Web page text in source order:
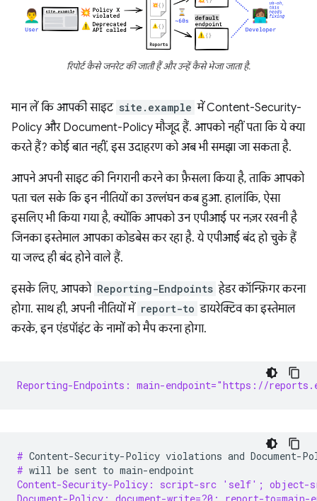
रिपोर्ट कैसे जनरेट की जाती हैं और उन्हें कैसे भेजा जाता है.
मान लें कि आपकी साइट site.example में Content-Security-
Policy और Document-Policy मौजूद हैं. आपको नहीं पता कि ये क्या
करते हैं? कोई बात नहीं, इस उदाहरण को अब भी समझा जा सकता है.
आपने अपनी साइट की निगरानी करने का फ़ैसला किया है, ताकि आपको
पता चल सके कि इन नीतियों का उल्लंघन कब हुआ. हालांकि, ऐसा
इसलिए भी किया गया है, क्योंकि आपको उन एपीआई पर नज़र रखनी है
जिनका इस्तेमाल आपका कोडबेस कर रहा है. ये एपीआई बंद हो चुके हैं
या जल्द ही बंद होने वाले हैं.
इसके लिए, आपको Reporting-Endpoints हेडर कॉन्फ़िगर करना
होगा. साथ ही, अपनी नीतियों में report-to डायरेक्टिव का इस्तेमाल
करके, इन एंडपॉइंट के नामों को मैप करना होगा.
Reporting-Endpoints: main-endpoint="https://
# Content-Security-Policy violations and Document-
# will be sent to
Content-Security-Policy: script-src 'self'; object-